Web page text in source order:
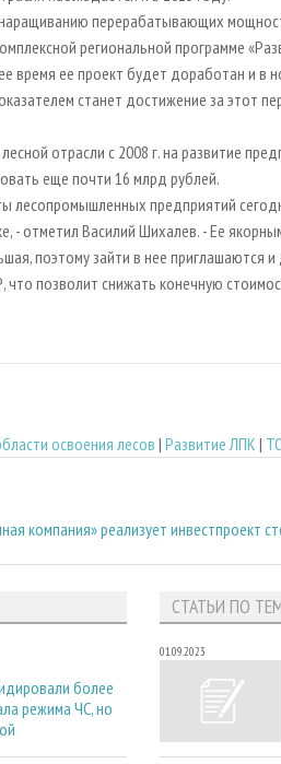
перерабатывающих
региональной программе
время ее проект будет доработан и в
станет достижение за этот
отрасли с 2008 г. на развитие
еще почти 16 млрд рублей.
лесопромышленных предприятий
- отметил Василий Шихалев. - Ее
поэтому зайти в нее приглашаются и
позволит снижать конечную
освоения лесов| Развитие ЛПК |
компания» реализует инвестпроект
более
режима ЧС, но
СТАТЬИ ПО
01.09.2023